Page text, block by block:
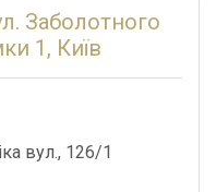
Заболотного
1, Київ
вул., 126/1